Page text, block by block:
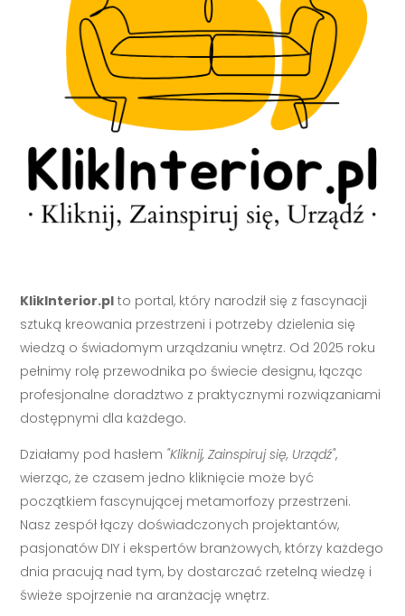
KlikInterior.pl to portal, który narodził się z fascynacji
sztuką kreowania przestrzeni i potrzeby dzielenia się
wiedzą o świadomym urządzaniu wnętrz. Od 2025 roku
pełnimy rolę przewodnika po świecie designu, łącząc
profesjonalne doradztwo z praktycznymi rozwiązaniami
dostępnymi dla każdego.
Działamy pod hasłem "Kliknij, Zainspiruj się, Urządź",
wierząc, że czasem jedno kliknięcie może być
początkiem fascynującej metamorfozy przestrzeni.
Nasz zespół łączy doświadczonych projektantów,
pasjonatów DIY i ekspertów branżowych, którzy każdego
dnia pracują nad tym, by dostarczać rzetelną wiedzę i
świeże spojrzenie na aranżację wnętrz.